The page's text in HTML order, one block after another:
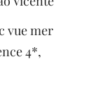
vue mer
4*,